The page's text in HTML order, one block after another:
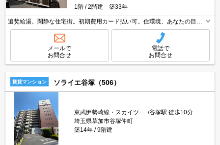
1階
2階建 築33年
追焚給湯。閑静な住宅街。初期費用カード払い可。住環境、あなたの目で
お確かめください。日当たり良好。
メールで
お問合せ
電話で
お問合せ
賃貸マンション ソライエ谷塚（506）
東武伊勢崎線・スカイツ･･･/谷塚駅 徒歩10分
埼玉県草加市谷塚仲町
築14年
9階建